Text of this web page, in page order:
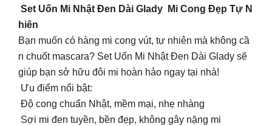
Set Uốn Mi Nhật Đen Dài Glady Mi Cong Đẹp Tự N
hiên
Bạn muốn có hàng mi cong vút, tự nhiên mà không cầ
n chuốt mascara? Set Uốn Mi Nhật Đen Dài Glady sẽ
giúp bạn sở hữu đôi mi hoàn hảo ngay tại nhà!
Ưu điểm nổi bật:
Độ cong chuẩn Nhật, mềm mại, nhẹ nhàng
Sợi mi đen tuyền, bền đẹp, không gây nặng mi